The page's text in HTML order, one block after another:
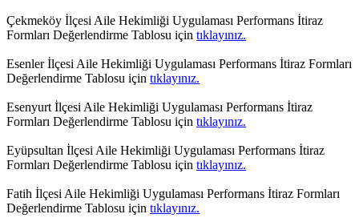
Çekmeköy İlçesi Aile Hekimliği Uygulaması Performans İtiraz
Formları Değerlendirme Tablosu için tıklayınız.
Esenler İlçesi Aile Hekimliği Uygulaması Performans İtiraz Formları
Değerlendirme Tablosu için tıklayınız.
Esenyurt İlçesi Aile Hekimliği Uygulaması Performans İtiraz
Formları Değerlendirme Tablosu için tıklayınız.
Eyüpsultan İlçesi Aile Hekimliği Uygulaması Performans İtiraz
Formları Değerlendirme Tablosu için tıklayınız.
Fatih İlçesi Aile Hekimliği Uygulaması Performans İtiraz Formları
Değerlendirme Tablosu için tıklayınız.